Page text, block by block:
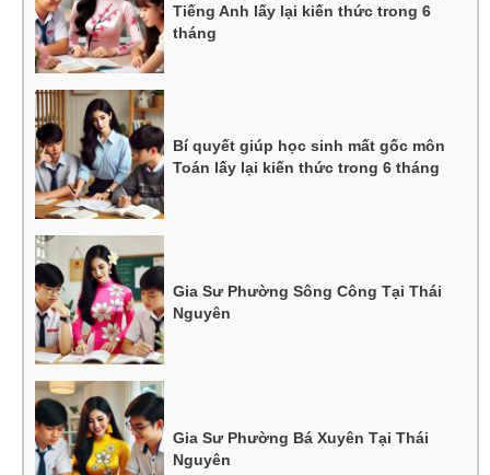
Tiếng Anh lấy lại kiến thức trong 6
tháng
Bí quyết giúp học sinh mất gốc môn
Toán lấy lại kiến thức trong 6 tháng
Gia Sư Phường Sông Công Tại Thái
Nguyên
Gia Sư Phường Bá Xuyên Tại Thái
Nguyên